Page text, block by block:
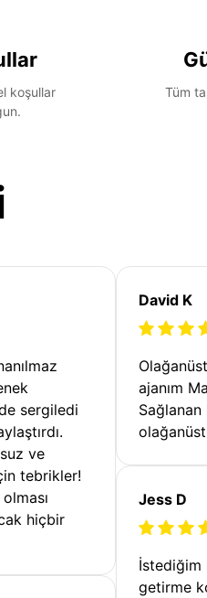
koşullar
Tüm
sergiledi
ve
tebrikler!
hiçbir
David K
ajanım
Jess D
İstediğim
getirme